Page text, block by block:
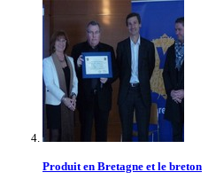
Produit en Bretagne et le breton